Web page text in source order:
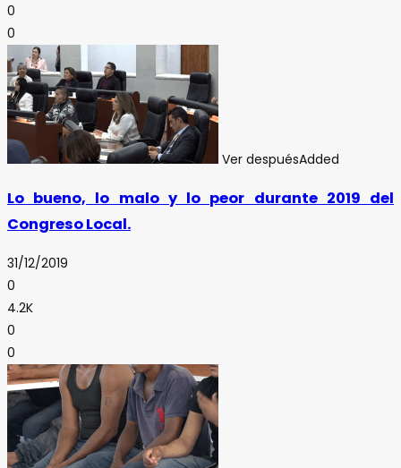
0
0
Ver despuésAdded
Lo bueno, lo malo y lo peor durante 2019 del
Congreso Local.
31/12/2019
0
4.2K
0
0